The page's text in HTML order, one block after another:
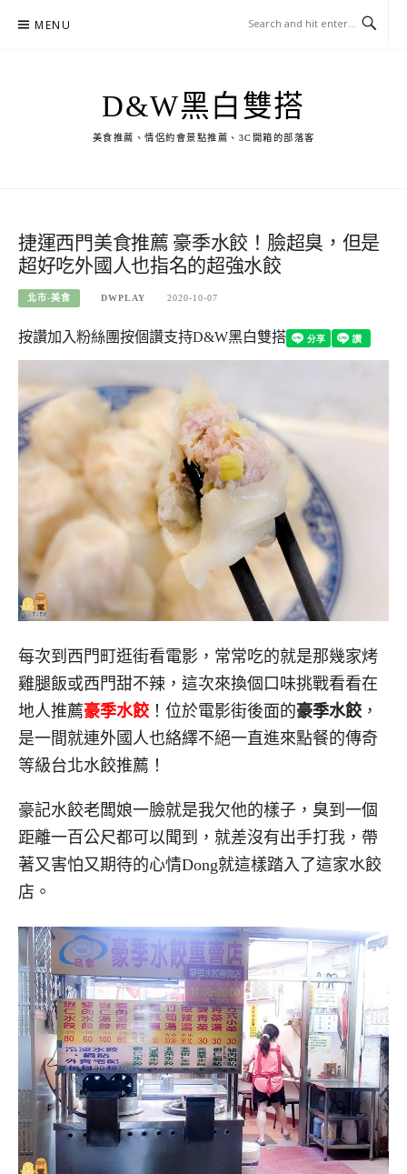
MENU
D&W黑白雙搭
美食推薦、情侶約會景點推薦、3C開箱的部落客
捷運西門美食推薦 豪季水餃！臉超臭，但是
超好吃外國人也指名的超強水餃
北市-美食 DWPLAY 2020-10-07
按讚加入粉絲團按個讚支持D&W黑白雙搭
每次到西門町逛街看電影，常常吃的就是那幾家烤
雞腿飯或西門甜不辣，這次來換個口味挑戰看看在
地人推薦豪季水餃 ！位於電影街後面的豪季水餃 ，
是一間就連外國人也絡繹不絕一直進來點餐的傳奇
等級台北水餃推薦！
豪記水餃老闆娘一臉就是我欠他的樣子，臭到一個
距離一百公尺都可以聞到，就差沒有出手打我，帶
著又害怕又期待的心情Dong就這樣踏入了這家水餃
店。